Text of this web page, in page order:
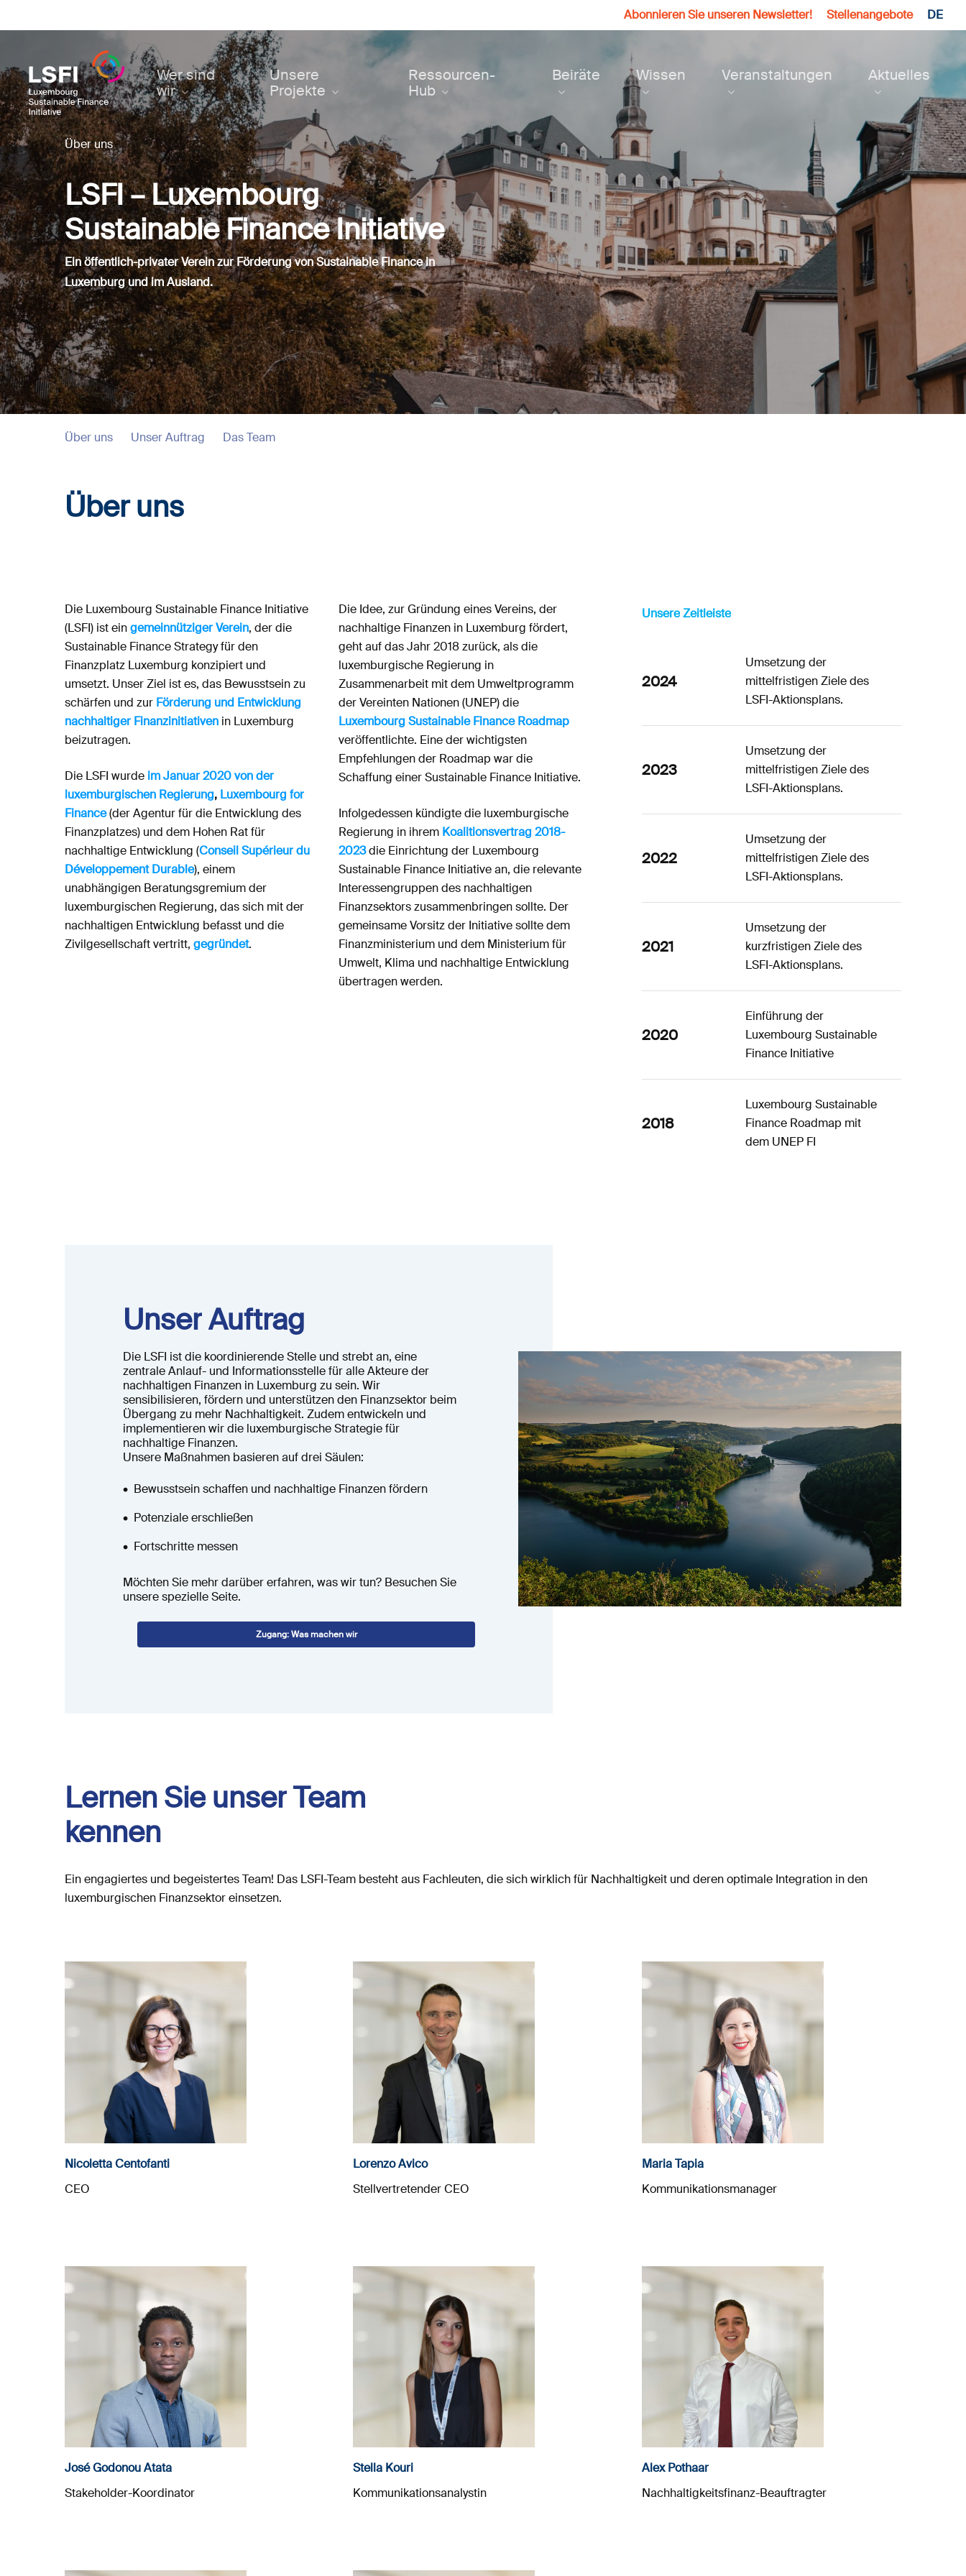
to
content
Abonnieren Sie unseren Newsletter! Stellenangebote DE
Wer sind
wir
Unsere
Projekte
Ressourcen-
Hub
Beiräte Wissen Veranstaltungen Aktuelles
Über uns
LSFI – Luxembourg
Sustainable Finance Initiative
Ein öffentlich-privater Verein zur Förderung von Sustainable Finance in
Luxemburg und im Ausland.
Über uns Unser Auftrag Das Team
Über uns
Die Luxembourg Sustainable Finance Initiative
(LSFI) ist eingemeinnütziger Verein, der die
Sustainable Finance Strategy für den
Finanzplatz Luxemburg konzipiert und
umsetzt. Unser Ziel ist es, das Bewusstsein zu
schärfen und zur Förderung und Entwicklung
nachhaltiger Finanzinitiativen in Luxemburg
beizutragen.
Die LSFI wurde im Januar 2020 von der
luxemburgischen Regierung, Luxembourg for
Finance(der Agentur für die Entwicklung des
Finanzplatzes) und dem Hohen Rat für
nachhaltige Entwicklung (Conseil Supérieur du
Développement Durable), einem
unabhängigen Beratungsgremium der
luxemburgischen Regierung, das sich mit der
nachhaltigen Entwicklung befasst und die
Zivilgesellschaft vertritt, gegründet.
Die Idee, zur Gründung eines Vereins, der
nachhaltige Finanzen in Luxemburg fördert,
geht auf das Jahr 2018 zurück, als die
luxemburgische Regierung in
Zusammenarbeit mit dem Umweltprogramm
der Vereinten Nationen (UNEP) die
Luxembourg Sustainable Finance Roadmap
veröffentlichte. Eine der wichtigsten
Empfehlungen der Roadmap war die
Schaffung einer Sustainable Finance Initiative.
Infolgedessen kündigte die luxemburgische
Regierung in ihrem Koalitionsvertrag 2018-
2023die Einrichtung der Luxembourg
Sustainable Finance Initiative an, die relevante
Interessengruppen des nachhaltigen
Finanzsektors zusammenbringen sollte. Der
gemeinsame Vorsitz der Initiative sollte dem
Finanzministerium und dem Ministerium für
Umwelt, Klima und nachhaltige Entwicklung
übertragen werden.
Unsere Zeitleiste
2024
Umsetzung der
mittelfristigen Ziele des
LSFI-Aktionsplans.
2023
Umsetzung der
mittelfristigen Ziele des
LSFI-Aktionsplans.
2022
Umsetzung der
mittelfristigen Ziele des
LSFI-Aktionsplans.
2021
Umsetzung der
kurzfristigen Ziele des
LSFI-Aktionsplans.
2020
Einführung der
Luxembourg Sustainable
Finance Initiative
2018
Luxembourg Sustainable
Finance Roadmap mit
dem UNEP FI
UnserAuftrag
Die LSFI ist die koordinierende Stelle und strebt an, eine
zentrale Anlauf- und Informationsstelle für alle Akteure der
nachhaltigen Finanzen in Luxemburg zu sein. Wir
sensibilisieren, fördern und unterstützen den Finanzsektor beim
Übergang zu mehr Nachhaltigkeit. Zudem entwickeln und
implementieren wir die luxemburgische Strategie für
nachhaltige Finanzen.
Unsere Maßnahmen basieren auf drei Säulen:
Bewusstsein schaffen und nachhaltige Finanzen fördern
Potenziale erschließen
Fortschritte messen
Möchten Sie mehr darüber erfahren, was wir tun? Besuchen Sie
unsere spezielle Seite.
Zugang: Was machen wir
LernenSie unserTeam
kennen
Einengagiertes und begeistertesTeam! Das LSFI-Team bestehtaus Fachleuten, diesichwirklichfür Nachhaltigkeit und derenoptimale Integration inden
luxemburgischen Finanzsektoreinsetzen.
Nicoletta Centofanti
CEO
Lorenzo Avico
Stellvertretender CEO
Maria Tapia
Kommunikationsmanager
José Godonou Atata
Stakeholder-Koordinator
Stella Kouri
Kommunikationsanalystin
Alex Pothaar
Nachhaltigkeitsfinanz-Beauftragter